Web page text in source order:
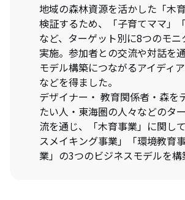
地域の森林資源を活かした「木
検証するため、「子育てママ」
など、ターゲット別に8つのモニ
実施。参加者との交流や対話を
モデル構築につながるアイディ
などを得ました。
デザイナー・ 教育関係者・森を
たい人・東海圏の人々などのタ
流を通じ、「木育事業」に関し
スメイキング事業」「環境教育
業」の3つのビジネスモデルを構